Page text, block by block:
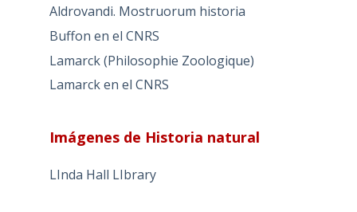
Aldrovandi. Mostruorum historia
Buffon en el CNRS
Lamarck (Philosophie Zoologique)
Lamarck en el CNRS
Imágenes de Historia natural
LInda Hall LIbrary